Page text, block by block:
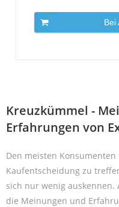
Bei
Kreuzkümmel -
Erfahrungen von
Den meisten
Kaufentscheidung zu
sich nur wenig
die Meinungen und